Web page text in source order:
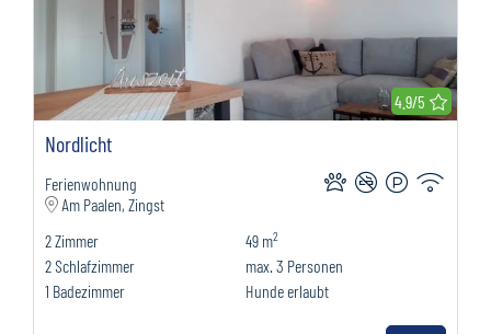
4.9/5
Nordlicht
Ferienwohnung
Am Paalen, Zingst
2Zimmer
2 Schlafzimmer
1 Badezimmer
49 m2
max. 3 Personen
Hunde erlaubt